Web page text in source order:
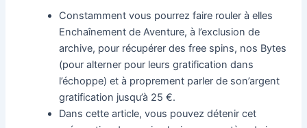
Constamment vous pourrez faire rouler à elles
Enchaînement de Aventure, à l’exclusion de
archive, pour récupérer des free spins, nos Bytes
(pour alterner pour leurs gratification dans
l’échoppe) et à proprement parler de son’argent
gratification jusqu’à 25 €.
Dans cette article, vous pouvez détenir cet